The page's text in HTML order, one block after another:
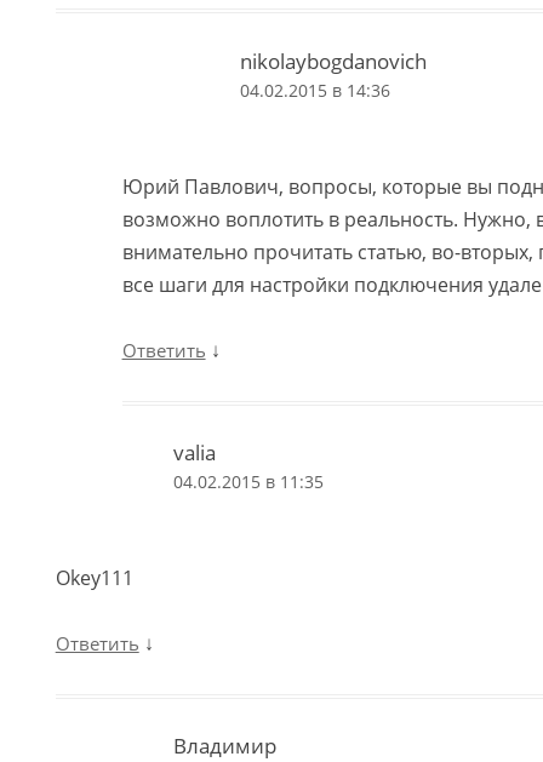
nikolaybogdanovich
04.02.2015 в 14:36
Юрий Павлович, вопросы, которые вы
возможно воплотить в реальность. Нужно,
внимательно прочитать статью, во-
все шаги для настройки подключения
Ответить ↓
valia
04.02.2015 в 11:35
Okey111
Ответить ↓
Владимир